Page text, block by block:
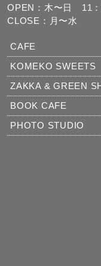
もっと
OPEN：木〜日 11
CLOSE：月〜水
CAFE
KOMEKO SWEETS
ZAKKA & GREEN
BOOK CAFE
PHOTO STUDIO